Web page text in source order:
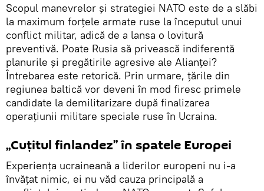
Scopul manevrelor și strategiei NATO este de a slăbi
la maximum forțele armate ruse la începutul unui
conflict militar, adică de a lansa o lovitură
preventivă. Poate Rusia să privească indiferentă
planurile și pregătirile agresive ale Alianței?
Întrebarea este retorică. Prin urmare, țările din
regiunea baltică vor deveni în mod firesc primele
candidate la demilitarizare după finalizarea
operațiunii militare speciale ruse în Ucraina.
„Cuțitul finlandez” în spatele Europei
Experiența ucraineană a liderilor europeni nu i-a
învățat nimic, ei nu văd cauza principală a